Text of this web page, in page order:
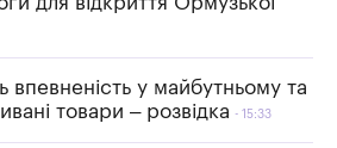
впевненість у майбутньому та
товари – розвідка
15:33